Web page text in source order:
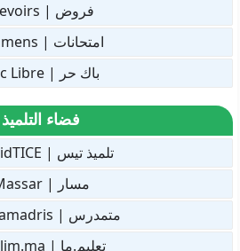
فروض | Devoirs
امتحانات | Examens
باك حر | Bac Libre
فضاء التلميذ
تلميذ تيس | TelmidTICE
مسار | Massar
متمدرس | Moutamadris
تعليم.ما | Taalim.ma